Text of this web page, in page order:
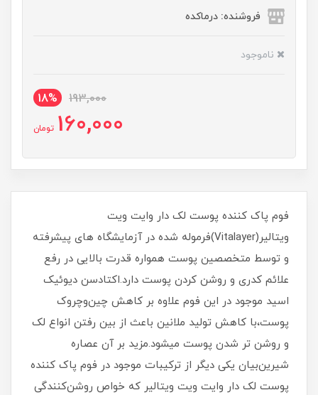
فروشنده: درماکده
ناموجود
193,000
18%
160,000 تومان
فوم پاک کننده پوست لک دار وایت ویت
ویتالیر(Vitalayer)فرموله شده در آزمایشگاه های پیشرفته
و توسط متخصصین پوست همواره قدرت بالایی در رفع
علائم کدری و روشن کردن پوست دارد.اکتادسن دیوئیک
اسید موجود در این فوم علاوه بر کاهش چین‌وچروک
پوست،با کاهش تولید ملانین باعث از بین رفتن انواع لک
و روشن تر شدن پوست میشود.مزید بر آن عصاره
شیرین‌بیان یکی دیگر از ترکیبات موجود در فوم پاک کننده
پوست لک دار وایت ویت ویتالیر که خواص روشن‌کنندگی